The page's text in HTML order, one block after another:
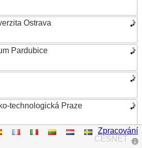
Ostrava
Pardubice
technologická Praze
v Praze
CESNET
Zpracování